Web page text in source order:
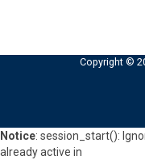
Copyright ©
Notice: session_start():
already active in